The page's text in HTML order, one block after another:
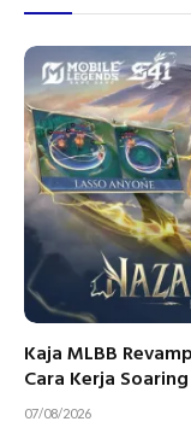
Kaja MLBB
Cara Kerja
07/08/2026